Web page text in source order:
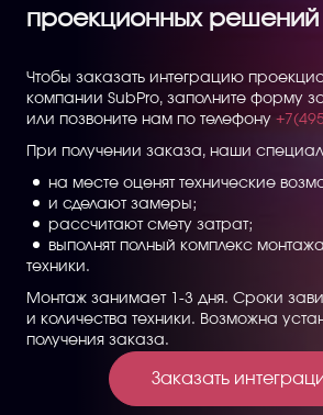
проекционных решений
Чтобы заказать интеграцию
компании SubPro, заполните форму
или позвоните нам по телефону
При получении заказа, наши
на месте оценят технические
и сделают замеры;
рассчитают смету затрат;
выполнят полный комплекс
техники.
Монтаж занимает 1-3 дня. Сроки
и количества техники. Возможна
получения заказа.
Заказать